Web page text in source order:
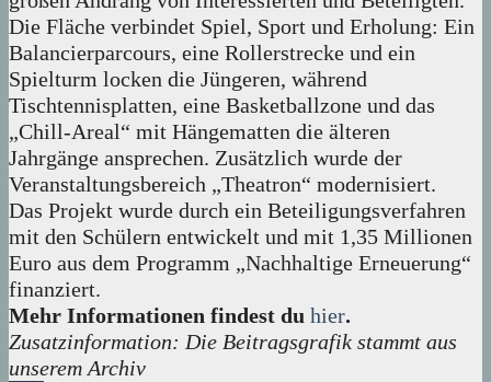
Die Fläche verbindet Spiel, Sport und Erholung: Ein
Balancierparcours, eine Rollerstrecke und ein
Spielturm locken die Jüngeren, während
Tischtennisplatten, eine Basketballzone und das
„Chill-Areal“ mit Hängematten die älteren
Jahrgänge ansprechen. Zusätzlich wurde der
Veranstaltungsbereich „Theatron“ modernisiert.
Das Projekt wurde durch ein Beteiligungsverfahren
mit den Schülern entwickelt und mit 1,35 Millionen
Euro aus dem Programm „Nachhaltige Erneuerung“
finanziert.
Mehr Informationen findest du hier.
Zusatzinformation: Die Beitragsgrafik stammt aus
unserem Archiv